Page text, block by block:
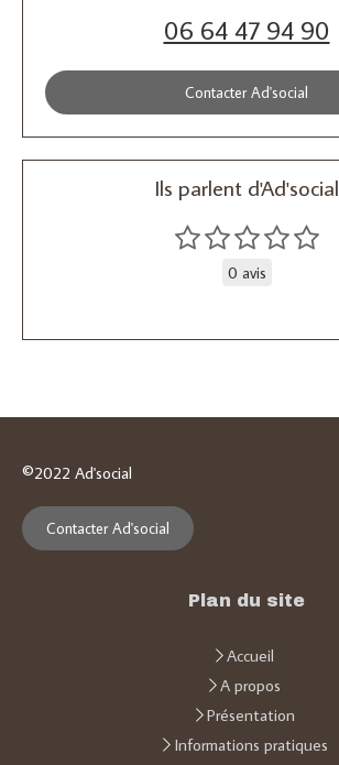
06 64 47 94 90
Contacter Ad'social
Ils parlent d'Ad'social
0 avis
©2022 Ad'social
Contacter Ad'social
Plan du site
Accueil
A propos
Présentation
Informations pratiques